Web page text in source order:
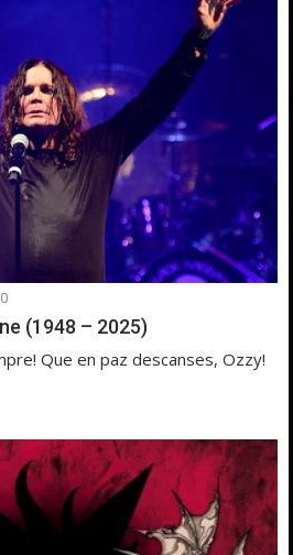
0
(1948 – 2025)
Que en paz descanses, Ozzy!